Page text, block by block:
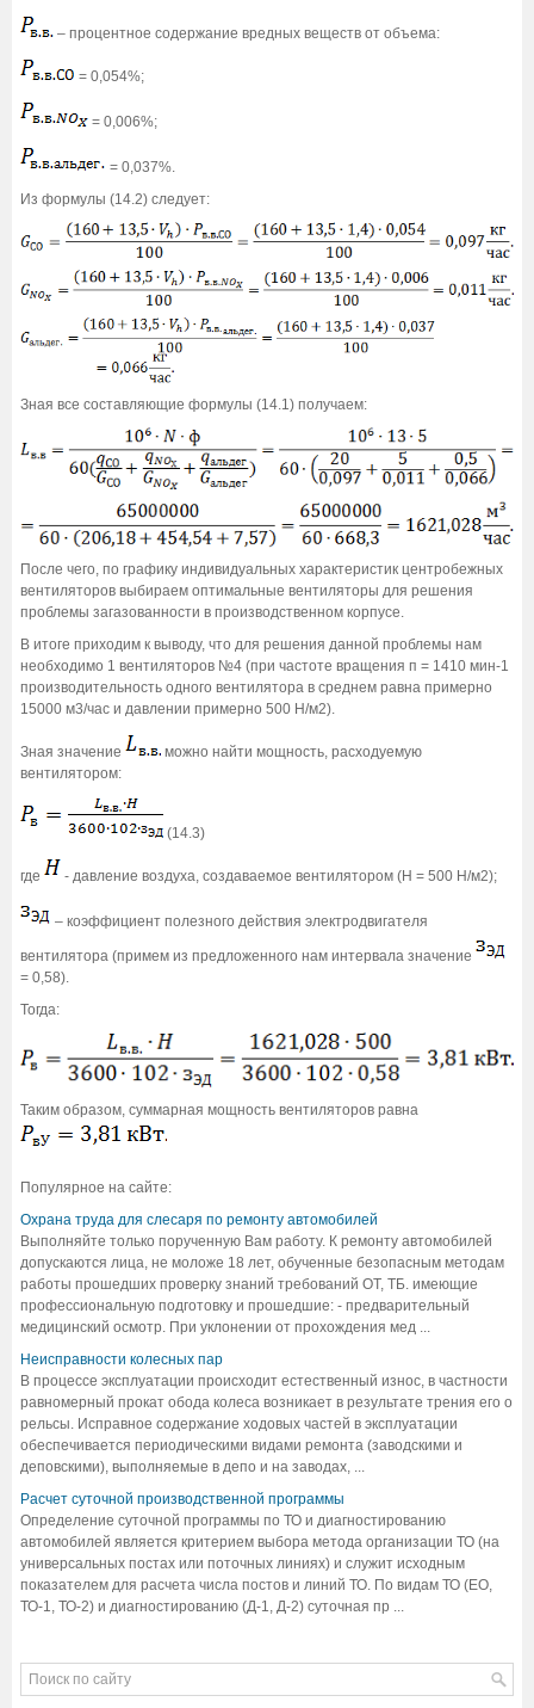
– процентное содержание вредных веществ от объема:
= 0,054%;
= 0,006%;
= 0,037%.
Из формулы (14.2) следует:
Зная все составляющие формулы (14.1) получаем:
После чего, по графику индивидуальных характеристик центробежных
вентиляторов выбираем оптимальные вентиляторы для решения
проблемы загазованности в производственном корпусе.
В итоге приходим к выводу, что для решения данной проблемы нам
необходимо 1 вентиляторов №4 (при частоте вращения п = 1410 мин-1
производительность одного вентилятора в среднем равна примерно
15000 м3/час и давлении примерно 500 Н/м2).
Зная значение
можно найти мощность, расходуемую
вентилятором:
(14.3)
где - давление воздуха, создаваемое вентилятором (Н = 500 Н/м2);
– коэффициент полезного действия электродвигателя
вентилятора (примем из предложенного нам интервала значение
= 0,58).
Тогда:
Таким образом, суммарная мощность вентиляторов равна
Популярное на сайте:
Охрана труда для слесаря по ремонту автомобилей
Выполняйте только порученную Вам работу. К ремонту автомобилей
допускаются лица, не моложе 18 лет, обученные безопасным методам
работы прошедших проверку знаний требований ОТ, ТБ. имеющие
профессиональную подготовку и прошедшие: - предварительный
медицинский осмотр. При уклонении от прохождения мед ...
Неисправности колесных пар
В процессе эксплуатации происходит естественный износ, в частности
равномерный прокат обода колеса возникает в результате трения его о
рельсы. Исправное содержание ходовых частей в эксплуатации
обеспечивается периодическими видами ремонта (заводскими и
деповскими), выполняемые в депо и на заводах, ...
Расчет суточной производственной программы
Определение суточной программы по ТО и диагностированию
автомобилей является критерием выбора метода организации ТО (на
универсальных постах или поточных линиях) и служит исходным
показателем для расчета числа постов и линий ТО. По видам ТО (ЕО,
ТО-1, ТО-2) и диагностированию (Д-1, Д-2) суточная пр ...